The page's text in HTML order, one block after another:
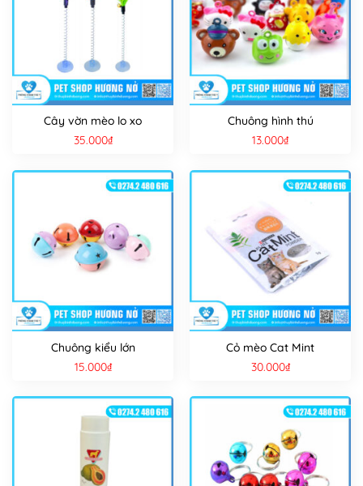
Cây vờn mèo lo xo
35.000₫
Chuông hình thú
13.000₫
Chuông kiểu lớn
15.000₫
Cỏ mèo Cat Mint
30.000₫